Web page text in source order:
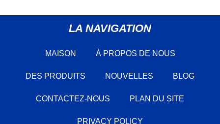
LA NAVIGATION
MAISON À PROPOS DE NOUS
DES PRODUITS NOUVELLES BLOG
CONTACTEZ-NOUS PLAN DU SITE
PRIVACY POLICY